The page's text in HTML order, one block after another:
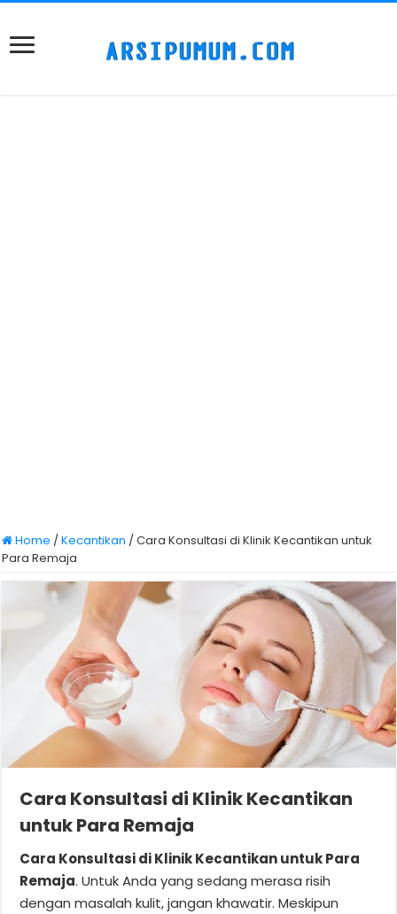
Home /Kecantikan /Cara Konsultasi di Klinik Kecantikan untuk
Para Remaja
Cara Konsultasi di Klinik Kecantikan
untuk Para Remaja
Cara Konsultasi di Klinik Kecantikan untuk Para
Remaja. Untuk Anda yang sedang merasa risih
dengan masalah kulit, jangan khawatir. Meskipun